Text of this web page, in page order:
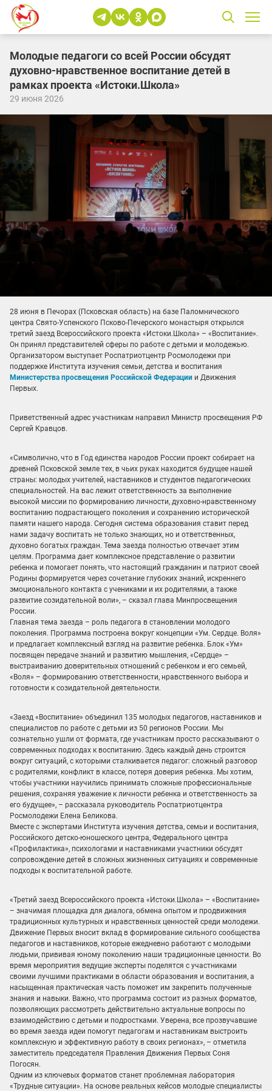
Молодые педагоги со всей России обсудят
духовно-нравственное воспитание детей в
рамках проекта «Истоки.Школа»
29 июня 2026
28 июня в Печорах (Псковская область) на базе Паломнического
центра Свято-Успенского Псково-Печерского монастыря открылся
третий заезд Всероссийского проекта «Истоки.Школа» – «Воспитание».
Он принял представителей сферы по работе с детьми и молодежью.
Организатором выступает Роспатриотцентр Росмолодежи при
поддержке Института изучения семьи, детства и воспитания
Министерства просвещения Российской Федерации и Движения
Первых.
Приветственный адрес участникам направил Министр просвещения РФ
Сергей Кравцов.
«Символично, что в Год единства народов России проект собирает на
древней Псковской земле тех, в чьих руках находится будущее нашей
страны: молодых учителей, наставников и студентов педагогических
специальностей. На вас лежит ответственность за выполнение
высокой миссии по формированию личности, духовно-нравственному
воспитанию подрастающего поколения и сохранению исторической
памяти нашего народа. Сегодня система образования ставит перед
нами задачу воспитать не только знающих, но и ответственных,
духовно богатых граждан. Тема заезда полностью отвечает этим
целям. Программа дает комплексное представление о развитии
ребенка и помогает понять, что настоящий гражданин и патриот своей
Родины формируется через сочетание глубоких знаний, искреннего
эмоционального контакта с учениками и их родителями, а также
развитие созидательной воли», – сказал глава Минпросвещения
России.
Главная тема заезда – роль педагога в становлении молодого
поколения. Программа построена вокруг концепции «Ум. Сердце. Воля»
и предлагает комплексный взгляд на развитие ребенка. Блок «Ум»
посвящен передаче знаний и развитию мышления, «Сердце» –
выстраиванию доверительных отношений с ребенком и его семьей,
«Воля» – формированию ответственности, нравственного выбора и
готовности к созидательной деятельности.
«Заезд «Воспитание» объединил 135 молодых педагогов, наставников и
специалистов по работе с детьми из 50 регионов России. Мы
сознательно ушли от формата, где участникам просто рассказывают о
современных подходах к воспитанию. Здесь каждый день строится
вокруг ситуаций, с которыми сталкивается педагог: сложный разговор
с родителями, конфликт в классе, потеря доверия ребенка. Мы хотим,
чтобы участники научились принимать сложные профессиональные
решения, сохраняя уважение к личности ребенка и ответственность за
его будущее», – рассказала руководитель Роспатриотцентра
Росмолодежи Елена Беликова.
Вместе с экспертами Института изучения детства, семьи и воспитания,
Российского детско-юношеского центра, Федерального центра
«Профилактика», психологами и наставниками участники обсудят
сопровождение детей в сложных жизненных ситуациях и современные
подходы к воспитательной работе.
«Третий заезд Всероссийского проекта «Истоки.Школа» – «Воспитание»
– значимая площадка для диалога, обмена опытом и продвижения
традиционных культурных и нравственных ценностей среди молодежи.
Движение Первых вносит вклад в формирование сильного сообщества
педагогов и наставников, которые ежедневно работают с молодыми
людьми, прививая юному поколению наши традиционные ценности. Во
время мероприятия ведущие эксперты поделятся с участниками
своими лучшими практиками в области образования и воспитания, а
насыщенная практическая часть поможет им закрепить полученные
знания и навыки. Важно, что программа состоит из разных форматов,
позволяющих рассмотреть действительно актуальные вопросы по
взаимодействию с детьми и подростками. Уверена, все прозвучавшие
во время заезда идеи помогут педагогам и наставникам выстроить
комплексную и эффективную работу в своих регионах», – отметила
заместитель председателя Правления Движения Первых Соня
Погосян.
Одним из ключевых форматов станет проблемная лаборатория
«Трудные ситуации». На основе реальных кейсов молодые специалисты